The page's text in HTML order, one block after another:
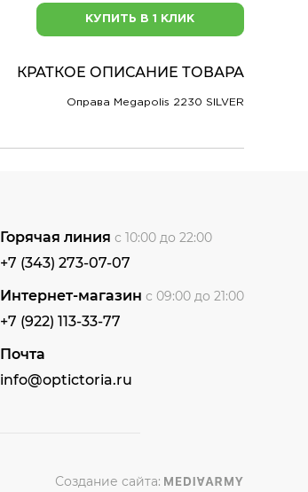
КУПИТЬ В 1 КЛИК
КРАТКОЕ ОПИСАНИЕ ТОВАРА
Оправа Megapolis 2230 SILVER
Горячая линия с 10:00 до 22:00
+7 (343) 273-07-07
Интернет-магазин с 09:00 до 21:00
+7 (922) 113-33-77
Почта
info@optictoria.ru
Создание сайта: